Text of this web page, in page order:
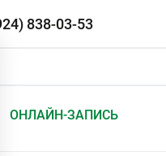
838-03-53
ОНЛАЙН-ЗАПИСЬ